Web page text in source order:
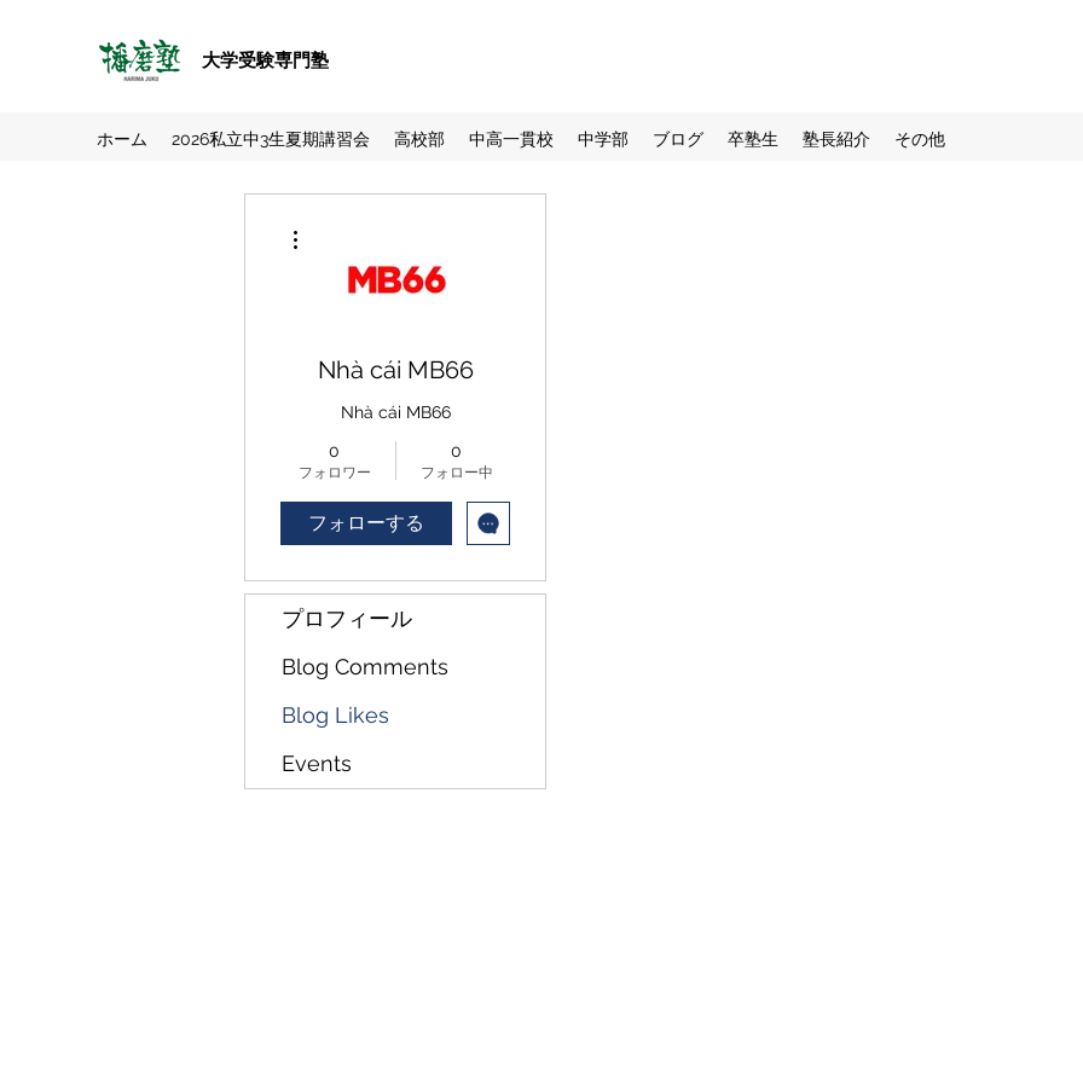
大学受験専門塾
ホーム 2026私立中3生夏期講習会 高校部 中高一貫校 中学部 ブログ 卒塾生 塾長紹介 その他
Nhà cái MB66
Nhà cái MB66
0
フォロワー
0
フォロー中
フォローする
プロフィール
Blog Comments
Blog Likes
Events